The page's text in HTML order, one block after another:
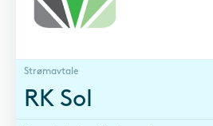
Strømavtale
RK Sol